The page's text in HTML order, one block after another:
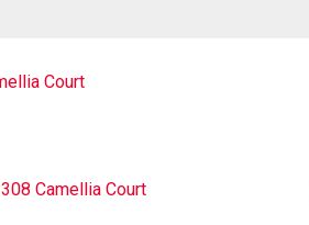
Court
Camellia Court